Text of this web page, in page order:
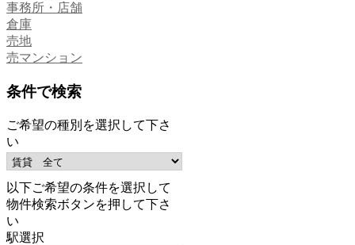
事務所・店舗
倉庫
売地
売マンション
条件で検索
ご希望の種別を選択して下さ
い
以下ご希望の条件を選択して
物件検索ボタンを押して下さ
い
駅選択